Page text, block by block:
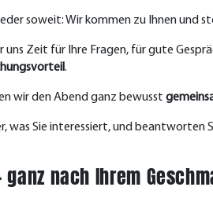
soweit: Wir kommen zu Ihnen und
uns Zeit für Ihre Fragen, für gute
.
wir den Abend ganz bewusst
was Sie interessiert, und
ganz nach Ihrem